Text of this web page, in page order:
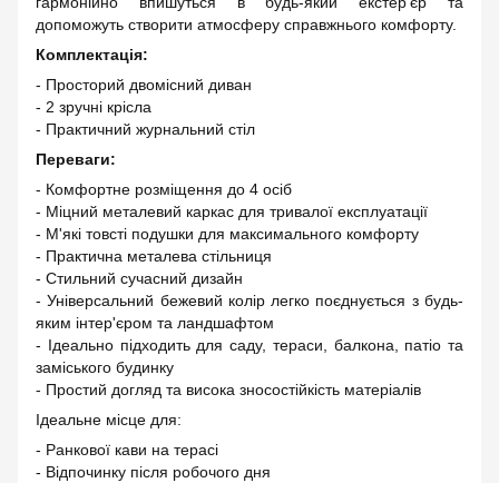
допоможуть створити атмосферу справжнього комфорту.
Комплектація:
- Просторий двомісний диван
- 2 зручні крісла
- Практичний журнальний стіл
Переваги:
- Комфортне розміщення до 4 осіб
- Міцний металевий каркас для тривалої експлуатації
- М'які товсті подушки для максимального комфорту
- Практична металева стільниця
- Стильний сучасний дизайн
- Універсальний бежевий колір легко поєднується з будь-
яким інтер'єром та ландшафтом
- Ідеально підходить для саду, тераси, балкона, патіо та
заміського будинку
- Простий догляд та висока зносостійкість матеріалів
Ідеальне місце для:
- Ранкової кави на терасі
- Відпочинку після робочого дня